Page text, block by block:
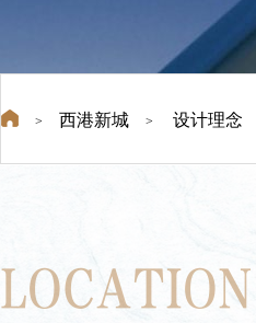
> 西港新城 > 设计理念
LOCATION